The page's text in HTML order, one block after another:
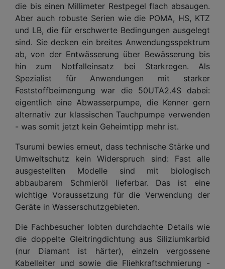
die bis einen Millimeter Restpegel flach absaugen.
Aber auch robuste Serien wie die POMA, HS, KTZ
und LB, die für erschwerte Bedingungen ausgelegt
sind. Sie decken ein breites Anwendungsspektrum
ab, von der Entwässerung über Bewässerung bis
hin zum Notfalleinsatz bei Starkregen. Als
Spezialist für Anwendungen mit starker
Feststoffbeimengung war die 50UTA2.4S dabei:
eigentlich eine Abwasserpumpe, die Kenner gern
alternativ zur klassischen Tauchpumpe verwenden
- was somit jetzt kein Geheimtipp mehr ist.
Tsurumi bewies erneut, dass technische Stärke und
Umweltschutz kein Widerspruch sind: Fast alle
ausgestellten Modelle sind mit biologisch
abbaubarem Schmieröl lieferbar. Das ist eine
wichtige Voraussetzung für die Verwendung der
Geräte in Wasserschutzgebieten.
Die Fachbesucher lobten durchdachte Details wie
die doppelte Gleitringdichtung aus Siliziumkarbid
(nur Diamant ist härter), einzeln vergossene
Kabelleiter und sowie die Fliehkraftschmierung -